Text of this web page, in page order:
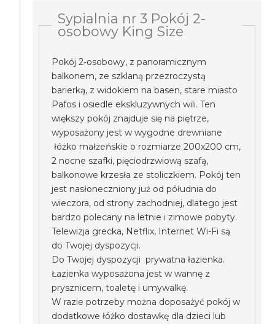
Sypialnia nr 3 Pokój 2-
osobowy King Size
Pokój 2-osobowy, z panoramicznym
balkonem, ze szklaną przezroczystą
barierką, z widokiem na basen, stare miasto
Pafos i osiedle ekskluzywnych wili. Ten
większy pokój znajduje się na piętrze,
wyposażony jest w wygodne drewniane
łóżko małżeńskie o rozmiarze 200x200 cm,
2 nocne szafki, pięciodrzwiową szafą,
balkonowe krzesła ze stoliczkiem. Pokój ten
jest nasłoneczniony już od półudnia do
wieczora, od strony zachodniej, dlatego jest
bardzo polecany na letnie i zimowe pobyty.
Telewizja grecka, Netflix, Internet Wi-Fi są
do Twojej dyspozycji.
Do Twojej dyspozycji prywatna łazienka.
Łazienka wyposażona jest w wannę z
prysznicem, toaletę i umywalkę.
W razie potrzeby można doposażyć pokój w
dodatkowe łóżko dostawkę dla dzieci lub